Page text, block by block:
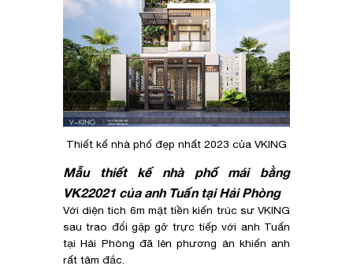
Thiết kế nhà phố đẹp nhất 2023 của VKING
Mẫu thiết kế nhà phố mái bằng
VK22021 của anh Tuấn tại Hải Phòng
Với diện tich 6m mặt tiền kiến trúc sư VKING
sau trao đổi gặp gỡ trực tiếp với anh Tuấn
tại Hải Phòng đã lên phương án khiến anh
rất tâm đắc.